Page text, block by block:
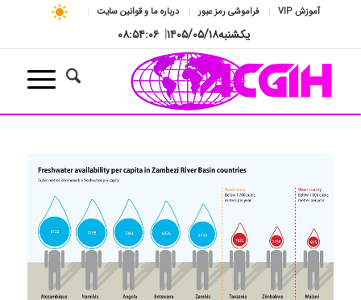
آموزش VIP فراموشی رمز عبور درباره ما و قوانین سایت
یکشنبه۱۴۰۵/۰۵/۱۸| ۰۸:۵۴:۰۶